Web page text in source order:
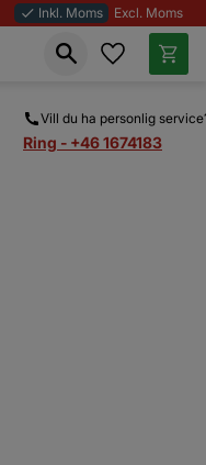
done Inkl. Moms Excl. Moms
Vill du ha personlig
Ring - +46 1674183
Favoriter